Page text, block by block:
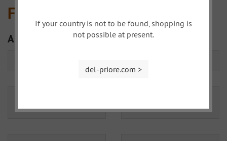
Fiat 1500/1600
Altre categorie
Posteriore
If your country is not to be found, shopping is
not possible at present.
del-priore.com >